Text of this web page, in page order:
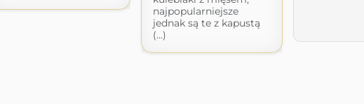
najpopularniejsze
jednak są te z kapustą
(...)